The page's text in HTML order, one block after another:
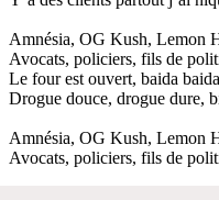
Amnésia, OG Kush, Lemon
Avocats, policiers, fils de
Le four est ouvert, baida
Drogue douce, drogue dure,
Amnésia, OG Kush, Lemon
Avocats, policiers, fils de